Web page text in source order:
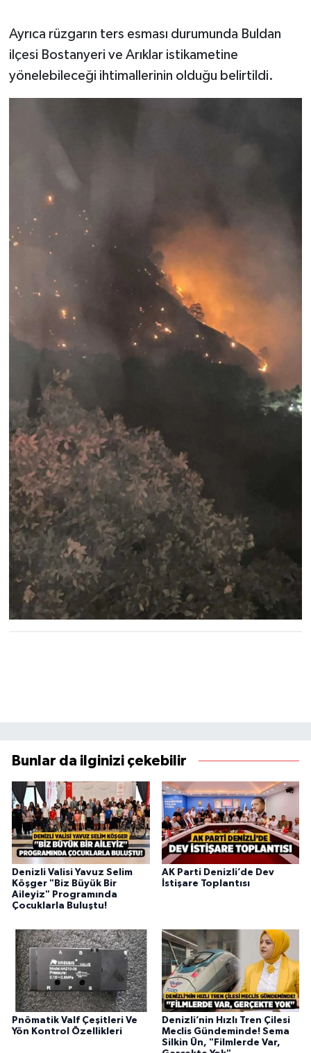
Ayrıca rüzgarın ters esması durumunda Buldan
ilçesi Bostanyeri ve Arıklar istikametine
yönelebileceği ihtimallerinin olduğu belirtildi.
Bunlar da ilginizi çekebilir
Denizli Valisi Yavuz Selim
Köşger "Biz Büyük Bir
Aileyiz" Programında
Çocuklarla Buluştu!
AK Parti Denizli’de Dev
İstişare Toplantısı
Pnömatik Valf Çeşitleri Ve
Yön Kontrol Özellikleri
Denizli’nin Hızlı Tren Çilesi
Meclis Gündeminde! Sema
Silkin Ün, "Filmlerde Var,